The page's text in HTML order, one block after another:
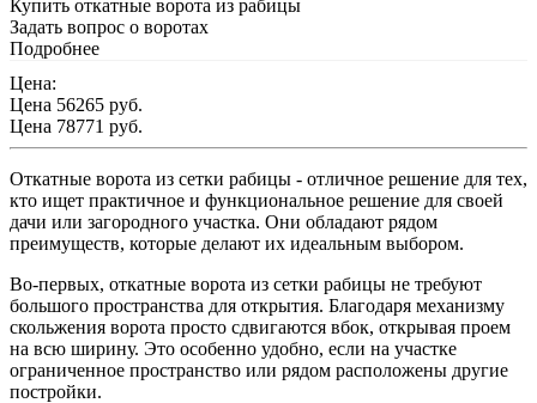
Купить откатные ворота из рабицы
Задать вопрос о воротах
Подробнее
Цена:
Цена 56265 руб.
Цена 78771 руб.
Откатные ворота из сетки рабицы - отличное решение для тех,
кто ищет практичное и функциональное решение для своей
дачи или загородного участка. Они обладают рядом
преимуществ, которые делают их идеальным выбором.
Во-первых, откатные ворота из сетки рабицы не требуют
большого пространства для открытия. Благодаря механизму
скольжения ворота просто сдвигаются вбок, открывая проем
на всю ширину. Это особенно удобно, если на участке
ограниченное пространство или рядом расположены другие
постройки.